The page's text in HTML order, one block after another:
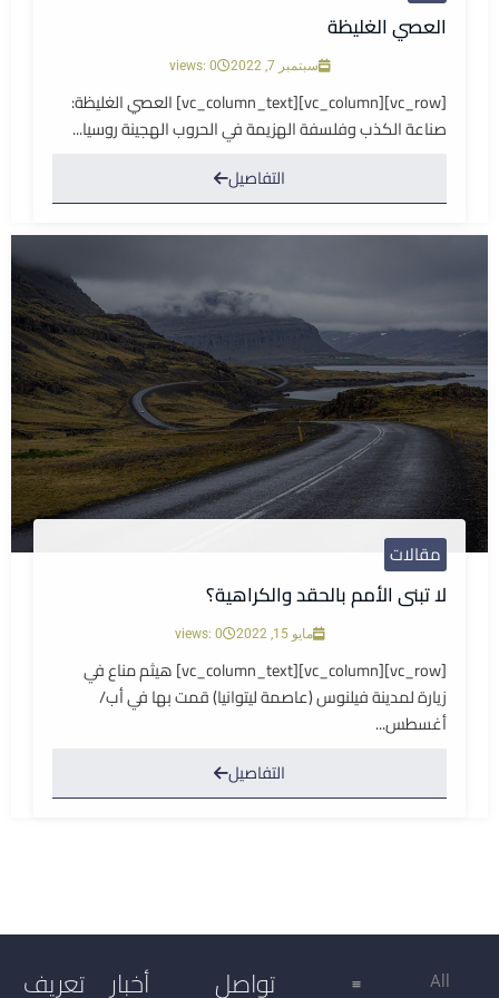
العصي الغليظة
سبتمبر 7, 2022 views: 0
[vc_row][vc_column][vc_column_text] العصي الغليظة:
صناعة الكذب وفلسفة الهزيمة في الحروب الهجينة روسيا...
التفاصيل
مقالات
لا تبنى الأمم بالحقد والكراهية؟
مايو 15, 2022 views: 0
[vc_row][vc_column][vc_column_text] هيثم مناع في
زيارة لمدينة فيلنوس (عاصمة ليتوانيا) قمت بها في أب/
أغسطس...
التفاصيل
تعريف أخبار تواصل
All